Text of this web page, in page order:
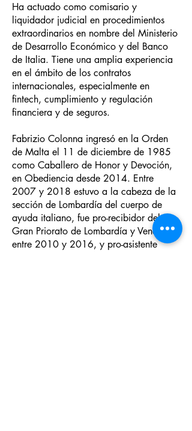
Ha actuado como comisario y
liquidador judicial en procedimientos
extraordinarios en nombre del Ministerio
de Desarrollo Económico y del Banco
de Italia. Tiene una amplia experiencia
en el ámbito de los contratos
internacionales, especialmente en
fintech, cumplimiento y regulación
financiera y de seguros.
Fabrizio Colonna ingresó en la Orden
de Malta el 11 de diciembre de 1985
como Caballero de Honor y Devoción,
en Obediencia desde 2014. Entre
2007 y 2018 estuvo a la cabeza de la
sección de Lombardía del cuerpo de
ayuda italiano, fue pro-recibidor del
Gran Priorato de Lombardía y Venecia
entre 2010 y 2016, y pro-asistente